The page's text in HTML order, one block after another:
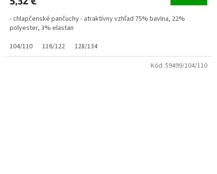
- chlapčenské pančuchy - atraktívny vzhľad 75% bavlna, 22%
polyester, 3% elastan
104/110
116/122 128/134
Kód: 59499/104/110